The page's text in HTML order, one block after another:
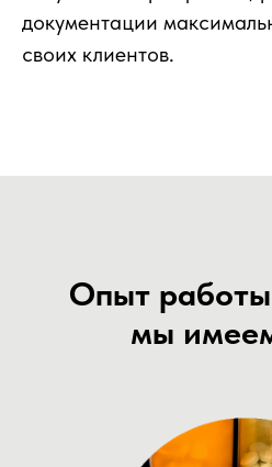
документации
своих клиентов.
Опыт
мы